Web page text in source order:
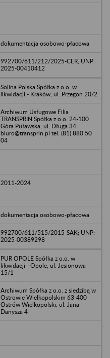
dokumentacja osobowo-płacowa
992700/611/212/2025-CER; UNP:
2025-00410412
Solina Polska Spółka z o.o. w
likwidacji - Kraków, ul. Przegon 20/2
Archiwum Usługowe Filia
TRANSPRIN Spółka z o.o. 24-100
Góra Puławska, ul. Długa 34
biuro@transprin.pl tel. (81) 880 50
04
2011-2024
dokumentacja osobowo-płacowa
992700/611/515/2015-SAK; UNP:
2025-00389298
PUR OPOLE Spółka z o.o. w
likwidacji - Opole, ul. Jesionowa
15/1
Archiwum Spółka z o.o. z siedzibą w
Ostrowie Wielkopolskim 63-400
Ostrów Wielkopolski, ul. Jana
Danysza 4